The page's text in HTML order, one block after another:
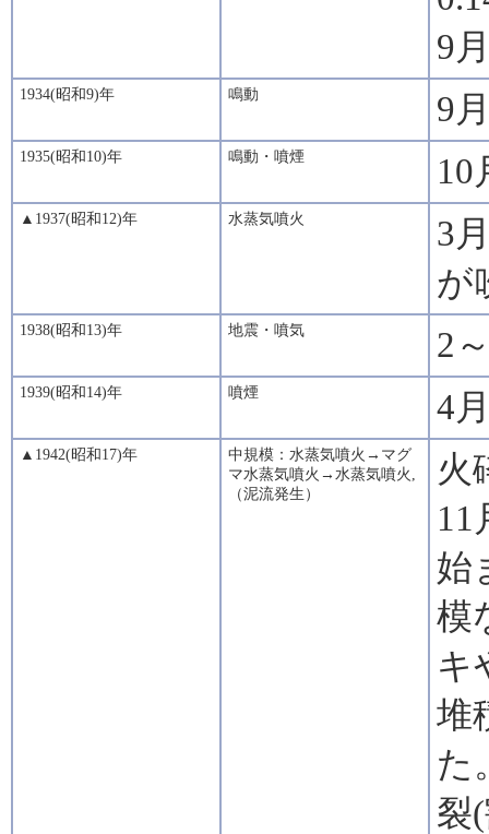
9
1934(昭和9)年 鳴動 9
1935(昭和10)年 鳴動・噴煙 10
▲1937(昭和12)年 水蒸気噴火
3
が
1938(昭和13)年 地震・噴気 2
1939(昭和14)年 噴煙 4
▲1942(昭和17)年
中規模：水蒸気噴火→マグ
マ水蒸気噴火→水蒸気噴火,
（泥流発生）
火
11
始
模
キ
堆
た
裂